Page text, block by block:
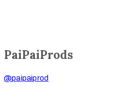
PaiPaiProds
@paipaiprod